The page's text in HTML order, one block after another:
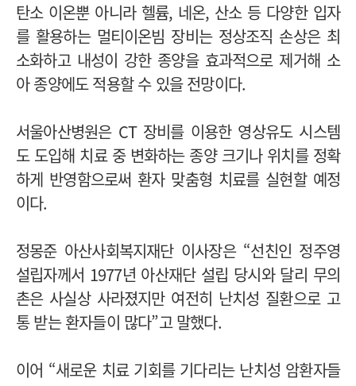
탄소 이온뿐 아니라 헬륨, 네온, 산소 등 다양한 입자
를 활용하는 멀티이온빔 장비는 정상조직 손상은 최
소화하고 내성이 강한 종양을 효과적으로 제거해 소
아 종양에도 적용할 수 있을 전망이다.
서울아산병원은 CT 장비를 이용한 영상유도 시스템
도 도입해 치료 중 변화하는 종양 크기나 위치를 정확
하게 반영함으로써 환자 맞춤형 치료를 실현할 예정
이다.
정몽준 아산사회복지재단 이사장은 “선친인 정주영
설립자께서 1977년 아산재단 설립 당시와 달리 무의
촌은 사실상 사라졌지만 여전히 난치성 질환으로 고
통 받는 환자들이 많다”고 말했다.
이어 “새로운 치료 기회를 기다리는 난치성 암환자들